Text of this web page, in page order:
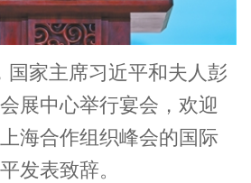
国家主席习近平和夫人彭
展中心举行宴会，欢迎
海合作组织峰会的国际
发表致辞。